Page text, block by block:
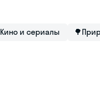
Кино и сериалы 🌳